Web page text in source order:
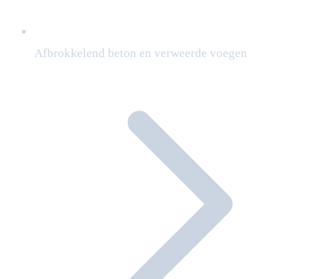
Afbrokkelend beton en verweerde voegen